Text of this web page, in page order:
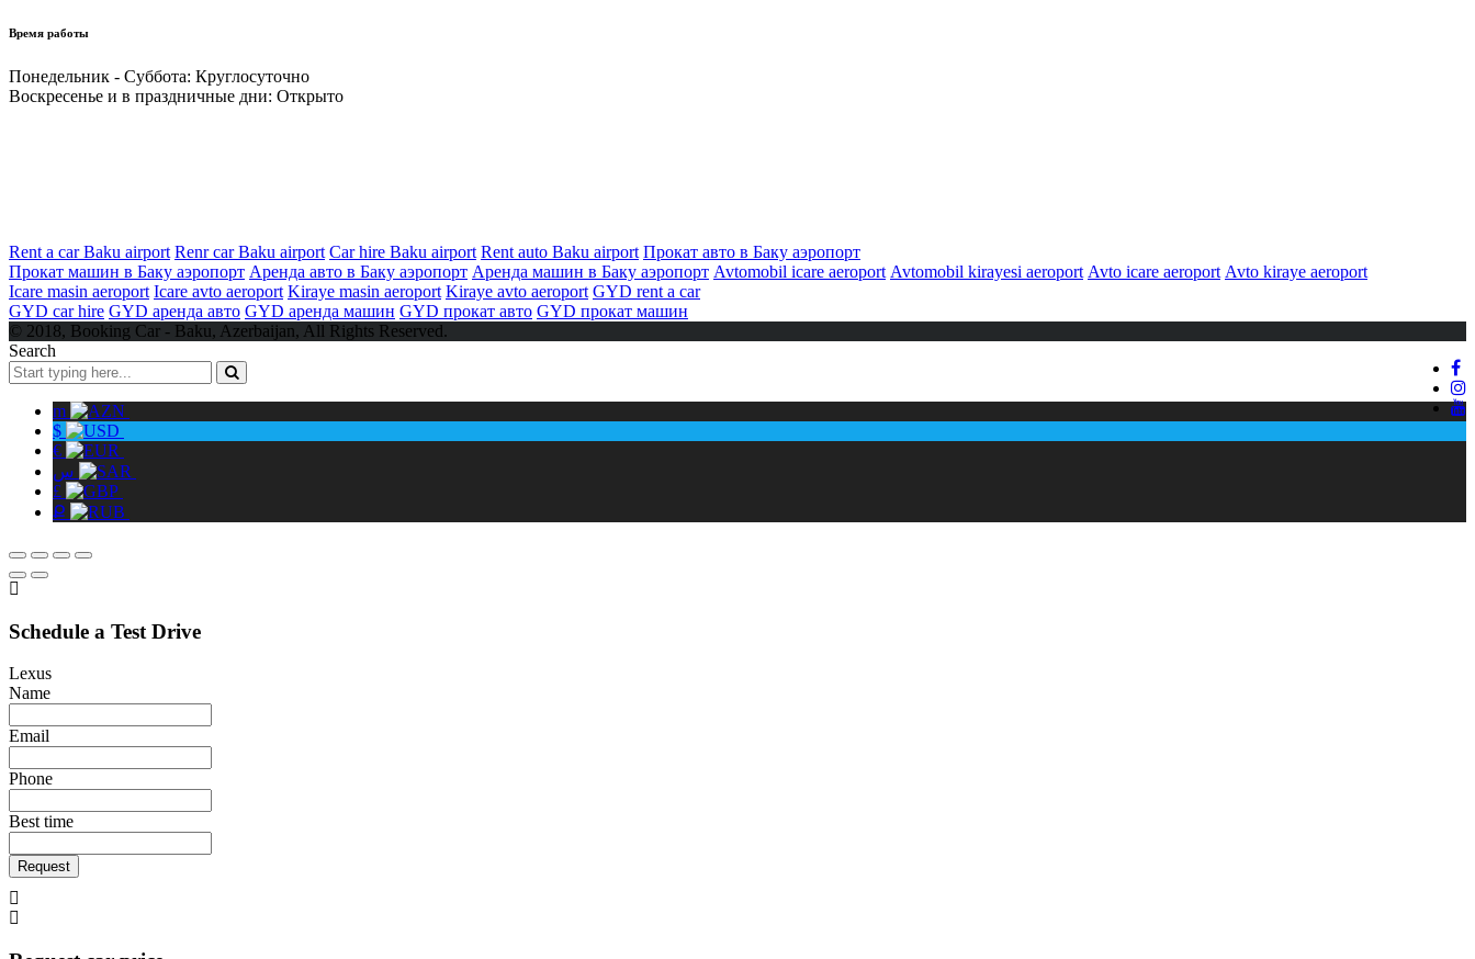
Время работы
Понедельник - Суббота: Круглосуточно
Воскресенье и в праздничные дни: Открыто
Rent a car Baku airport Renr car Baku airport Car hire Baku airport Rent auto Baku airport Прокат авто в Баку аэропорт
Прокат машин в Баку аэропорт Аренда авто в Баку аэропорт Аренда машин в Баку аэропорт Avtomobil icare aeroport Avtomobil kirayesi aeroport Avto icare aeroport Avto kiraye aeroport
Icare masin aeroport Icare avto aeroport Kiraye masin aeroport Kiraye avto aeroport GYD rent a car
GYD car hire GYD аренда авто GYD аренда машин GYD прокат авто GYD прокат машин
© 2018, Booking Car - Baku, Azerbaijan, All Rights Reserved.
Search
m
$
€
س
£
Ք
Schedule a Test Drive
Lexus
Name
Email
Phone
Best time
Request